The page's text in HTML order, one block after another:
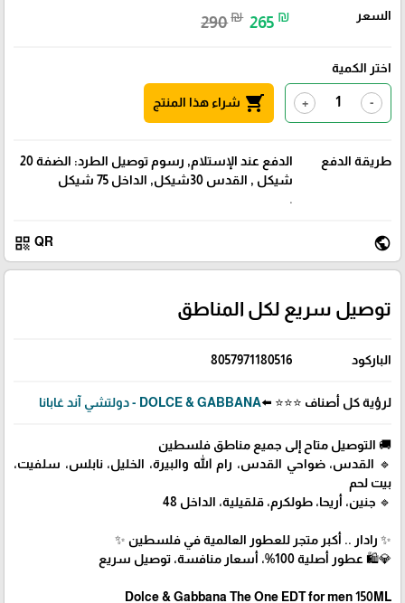
السعر 290₪ 265 ₪
اختر الكمية
-
+
shopping_cart شراء هذا المنتج
طريقة الدفع
الدفع عند الإستلام, رسوم توصيل الطرد: الضفة 20
شيكل , القدس 30شيكل, الداخل 75 شيكل
.
public
QR
qr_code
توصيل سريع لكل المناطق
الباركود 8057971180516
لرؤية كل أصناف ⭐⭐⭐ ⬅️DOLCE & GABBANA - دولتشي آند غابانا
🚚 التوصيل متاح إلى جميع مناطق فلسطين
🔹 القدس، ضواحي القدس، رام الله والبيرة، الخليل، نابلس، سلفيت،
بيت لحم
🔹 جنين، أريحا، طولكرم، قلقيلية، الداخل 48
✨ رادار .. أكبر متجر للعطور العالمية في فلسطين ✨
💎🛍️ عطور أصلية 100%، أسعار منافسة، توصيل سريع
Dolce & Gabbana The One EDT for men 150ML